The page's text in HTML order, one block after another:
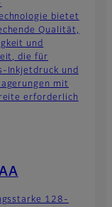
bietet
Qualität,
und
die für
Inkjetdruck und
mit
erforderlich
128-